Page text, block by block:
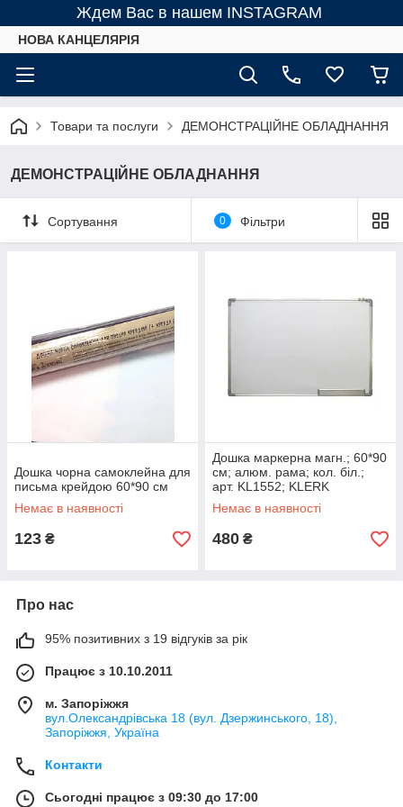
Ждем Вас в нашем INSTAGRAM
НОВА КАНЦЕЛЯРІЯ
Товари та послуги ДЕМОНСТРАЦІЙНЕ ОБЛАДНАННЯ
ДЕМОНСТРАЦІЙНЕ ОБЛАДНАННЯ
Сортування 0 Фільтри
Дошка чорна самоклейна для
письма крейдою 60*90 см
Немає в наявності
123 ₴
Дошка маркерна магн.; 60*90
cм; алюм. рама; кол. біл.;
арт. KL1552; KLERK
Немає в наявності
480 ₴
Про нас
95% позитивних з 19 відгуків за рік
Працює з 10.10.2011
м. Запоріжжя
вул.Олександрівська 18 (вул. Дзержинського, 18),
Запоріжжя, Україна
Контакти
Сьогодні працює з 09:30 до 17:00